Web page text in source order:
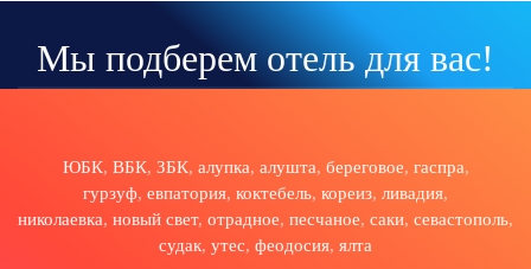
Мы подберем отель для вас!
ЮБК, ВБК, ЗБК, алупка, алушта, береговое, гаспра,
гурзуф, евпатория, коктебель, кореиз, ливадия,
николаевка, новый свет, отрадное, песчаное, саки, севастополь,
судак, утес, феодосия, ялта